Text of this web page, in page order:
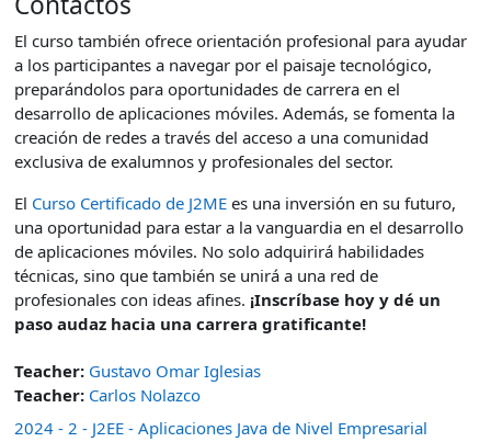
El curso también ofrece orientación profesional para ayudar
a los participantes a navegar por el paisaje tecnológico,
preparándolos para oportunidades de carrera en el
desarrollo de aplicaciones móviles. Además, se fomenta la
creación de redes a través del acceso a una comunidad
exclusiva de exalumnos y profesionales del sector.
El Curso Certificado de J2ME es una inversión en su futuro,
una oportunidad para estar a la vanguardia en el desarrollo
de aplicaciones móviles. No solo adquirirá habilidades
técnicas, sino que también se unirá a una red de
profesionales con ideas afines. ¡Inscríbase hoy y dé un
paso audaz hacia una carrera gratificante!
Teacher: Gustavo Omar Iglesias
Teacher: Carlos Nolazco
2024 - 2 - J2EE - Aplicaciones Java de Nivel Empresarial